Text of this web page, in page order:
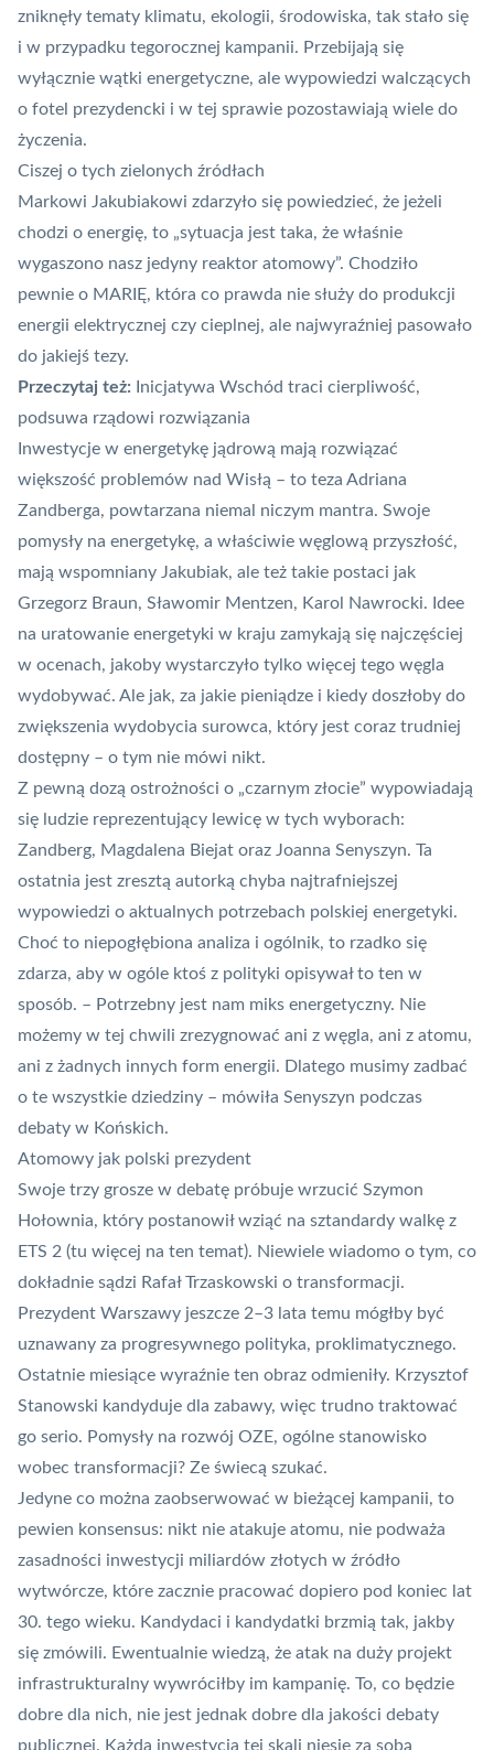
zniknęły tematy klimatu, ekologii, środowiska, tak stało się
i w przypadku tegorocznej kampanii. Przebijają się
wyłącznie wątki energetyczne, ale wypowiedzi walczących
o fotel prezydencki i w tej sprawie pozostawiają wiele do
życzenia.
Ciszej o tych zielonych źródłach
Markowi Jakubiakowi zdarzyło się powiedzieć, że jeżeli
chodzi o energię, to „sytuacja jest taka, że właśnie
wygaszono nasz jedyny reaktor atomowy”. Chodziło
pewnie o MARIĘ, która co prawda nie służy do produkcji
energii elektrycznej czy cieplnej, ale najwyraźniej pasowało
do jakiejś tezy.
Przeczytaj też:
Inicjatywa Wschód traci cierpliwość,
podsuwa rządowi rozwiązania
Inwestycje w energetykę jądrową mają rozwiązać
większość problemów nad Wisłą – to teza Adriana
Zandberga, powtarzana niemal niczym mantra. Swoje
pomysły na energetykę, a właściwie węglową przyszłość,
mają wspomniany Jakubiak, ale też takie postaci jak
Grzegorz Braun, Sławomir Mentzen, Karol Nawrocki. Idee
na uratowanie energetyki w kraju zamykają się najczęściej
w ocenach, jakoby wystarczyło tylko więcej tego węgla
wydobywać. Ale jak, za jakie pieniądze i kiedy doszłoby do
zwiększenia wydobycia surowca, który jest coraz trudniej
dostępny – o tym nie mówi nikt.
Z pewną dozą ostrożności o „czarnym złocie” wypowiadają
się ludzie reprezentujący lewicę w tych wyborach:
Zandberg, Magdalena Biejat oraz Joanna Senyszyn. Ta
ostatnia jest zresztą autorką chyba najtrafniejszej
wypowiedzi o aktualnych potrzebach polskiej energetyki.
Choć to niepogłębiona analiza i ogólnik, to rzadko się
zdarza, aby w ogóle ktoś z polityki opisywał to ten w
sposób. – Potrzebny jest nam miks energetyczny. Nie
możemy w tej chwili zrezygnować ani z węgla, ani z atomu,
ani z żadnych innych form energii. Dlatego musimy zadbać
o te wszystkie dziedziny – mówiła Senyszyn podczas
debaty w Końskich.
Atomowy jak polski prezydent
Swoje trzy grosze w debatę próbuje wrzucić Szymon
Hołownia, który postanowił wziąć na sztandardy walkę z
ETS 2 (tu więcej na ten temat). Niewiele wiadomo o tym, co
dokładnie sądzi Rafał Trzaskowski o transformacji.
Prezydent Warszawy jeszcze 2–3 lata temu mógłby być
uznawany za progresywnego polityka, proklimatycznego.
Ostatnie miesiące wyraźnie ten obraz odmieniły. Krzysztof
Stanowski kandyduje dla zabawy, więc trudno traktować
go serio. Pomysły na rozwój OZE, ogólne stanowisko
wobec transformacji? Ze świecą szukać.
Jedyne co można zaobserwować w bieżącej kampanii, to
pewien konsensus: nikt nie atakuje atomu, nie podważa
zasadności inwestycji miliardów złotych w źródło
wytwórcze, które zacznie pracować dopiero pod koniec lat
30. tego wieku. Kandydaci i kandydatki brzmią tak, jakby
się zmówili. Ewentualnie wiedzą, że atak na duży projekt
infrastrukturalny wywróciłby im kampanię. To, co będzie
dobre dla nich, nie jest jednak dobre dla jakości debaty
publicznej. Każda inwestycja tej skali niesie za sobą